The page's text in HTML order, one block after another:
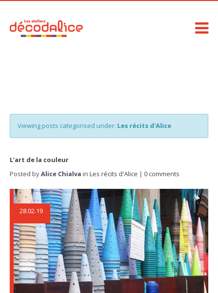
Viewing posts categorised under: Les récits d'Alice
L’art de la couleur
Posted byAlice Chialva in Les récits d'Alice | 0 comments
28.02.19